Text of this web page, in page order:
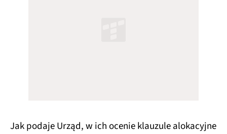
Jak podaje Urząd, w ich ocenie klauzule alokacyjne